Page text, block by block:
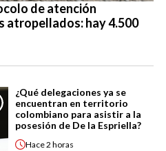
de atención
atropellados: hay 4.500
¿Qué delegaciones ya se
encuentran en territorio
colombiano para asistir a la
posesión de De la Espriella?
Hace2 horas